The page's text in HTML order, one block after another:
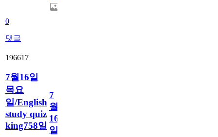
0
댓글
196617
7월16일
목요
일/English
study quiz
king758일
7
월
16
일